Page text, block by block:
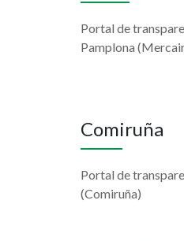
Portal de
Pamplona
Comiruña
Portal de
(Comiruña)